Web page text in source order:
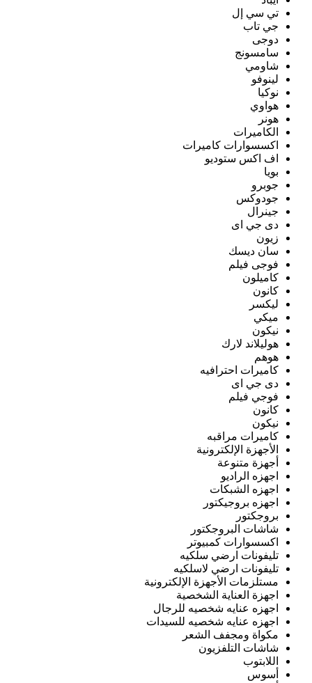
تي سي إل
جي تاب
دوجى
سامسونج
شاومي
لينوفو
نوكيا
هواوي
هونر
الكاميرات
اكسسوارات كاميرات
اف اكس ستوديو
بويا
جوبرو
جودوكس
جينرال
دى جي اى
زيون
سان ديسك
فوجى فيلم
كاميلون
كانون
ليكسر
ميكي
نيكون
هوليلاند لارك
هوهم
كاميرات احترافيه
دى جي اى
فوجي فيلم
كانون
نيكون
كاميرات مراقبه
الأجهزة الإلكترونية
أجهزة متنوعة
اجهزه الراديو
اجهزه الشبكات
اجهزه بروجيكتور
بروجكتور
شاشات البروجكتور
اكسسوارات كمبيوتر
تليفونات ارضي سلكيه
تليفونات ارضي لاسلكيه
مستلزمات الأجهزة الإلكترونية
اجهزة العناية الشخصية
اجهزه عنايه شخصيه للرجال
اجهزه عنايه شخصيه للسيدات
مكواة ومجفف الشعر
شاشات التلفزيون
اللابتوب
أسوس